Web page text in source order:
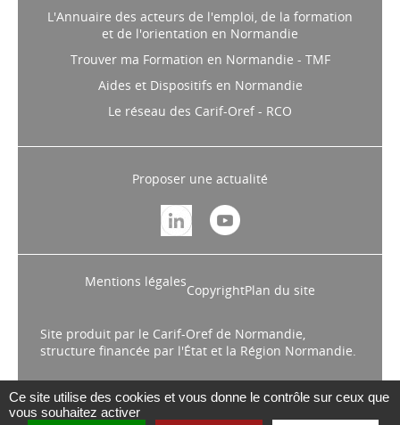
L'Annuaire des acteurs de l'emploi, de la formation
et de l'orientation en Normandie
Trouver ma Formation en Normandie - TMF
Aides et Dispositifs en Normandie
Le réseau des Carif-Oref - RCO
Proposer une actualité
Mentions légales
CopyrightPlan du site
Site produit par le Carif-Oref de Normandie,
structure financée par l'État et la Région Normandie.
Ce site utilise des cookies et vous donne le contrôle sur ceux que
vous souhaitez activer